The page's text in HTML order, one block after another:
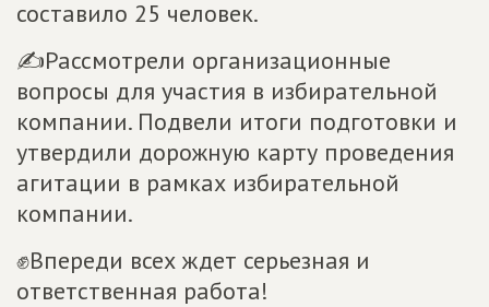
составило 25 человек.
✍Рассмотрели организационные
вопросы для участия в избирательной
компании. Подвели итоги подготовки и
утвердили дорожную карту проведения
агитации в рамках избирательной
компании.
✊Впереди всех ждет серьезная и
ответственная работа!